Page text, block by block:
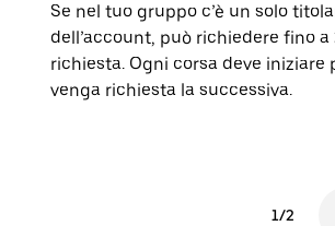
Se nel tuo gruppo c’è un solo
dell’account, può richiedere fino a
richiesta. Ogni corsa deve iniziare
venga richiesta la successiva.
1/2